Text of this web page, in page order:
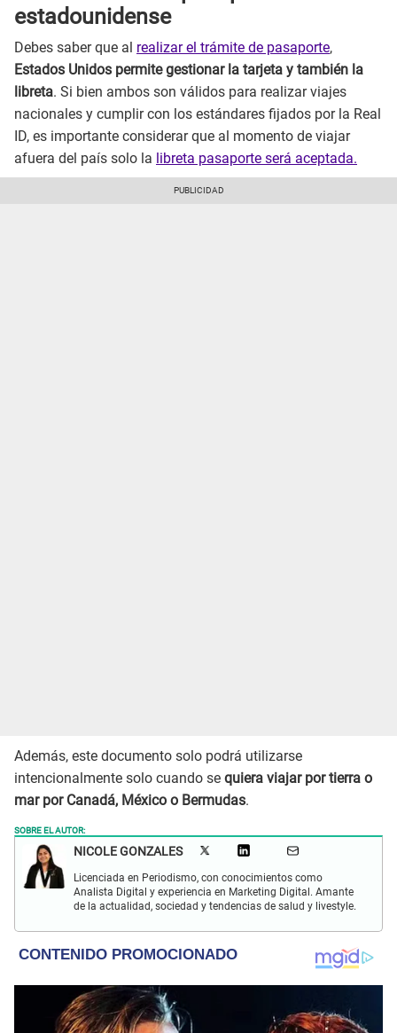
estadounidense
Debes saber que al realizar el trámite de pasaporte,
Estados Unidos permite gestionar la tarjeta y también la
libreta. Si bien ambos son válidos para realizar viajes
nacionales y cumplir con los estándares fijados por la Real
ID, es importante considerar que al momento de viajar
afuera del país solo la libreta pasaporte será aceptada.
Además, este documento solo podrá utilizarse
intencionalmente solo cuando se quiera viajar por tierra o
mar por Canadá, México o Bermudas.
SOBRE EL AUTOR:
NICOLE GONZALES
Licenciada en Periodismo, con conocimientos como
Analista Digital y experiencia en Marketing Digital. Amante
de la actualidad, sociedad y tendencias de salud y livestyle.